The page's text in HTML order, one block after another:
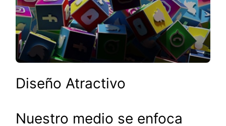
Diseño Atractivo
Nuestro medio se enfoca